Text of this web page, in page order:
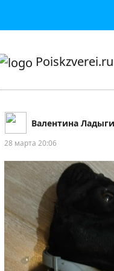
Poiskzverei.ru
Валентина
28 марта 20:06